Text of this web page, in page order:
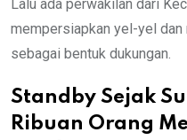
Lalu ada perwakilan dari
mempersiapkan yel-yel
sebagai bentuk dukungan.
Standby Sejak
Ribuan Orang